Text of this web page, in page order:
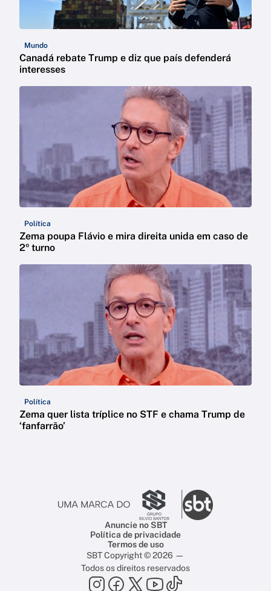
Mundo
Canadá rebate Trump e diz que país defenderá
interesses
Política
Zema poupa Flávio e mira direita unida em caso de
2º turno
Política
Zema quer lista tríplice no STF e chama Trump de
‘fanfarrão’
Anuncie no SBT
Política de privacidade
Termos de uso
SBT Copyright © 2026 —
Todos os direitos reservados